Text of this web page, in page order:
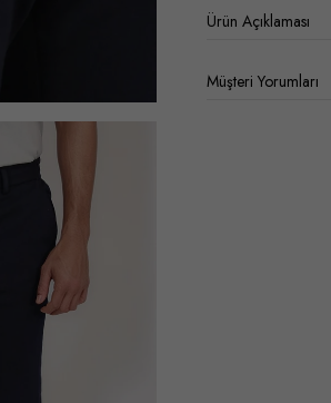
Ürün Açıklaması
Müşteri Yorumları